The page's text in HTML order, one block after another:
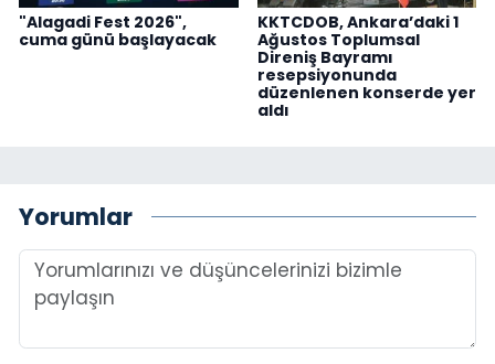
"Alagadi Fest 2026",
cuma günü başlayacak
KKTCDOB, Ankara’daki 1
Ağustos Toplumsal
Direniş Bayramı
resepsiyonunda
düzenlenen konserde yer
aldı
Yorumlar